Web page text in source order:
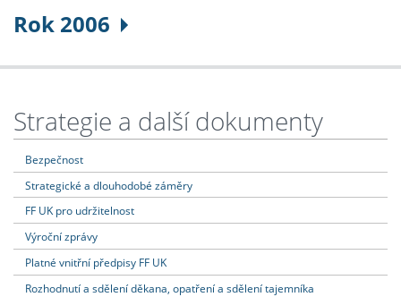
Rok 2006
Strategie a další dokumenty
Bezpečnost
Strategické a dlouhodobé záměry
FF UK pro udržitelnost
Výroční zprávy
Platné vnitřní předpisy FF UK
Rozhodnutí a sdělení děkana, opatření a sdělení tajemníka